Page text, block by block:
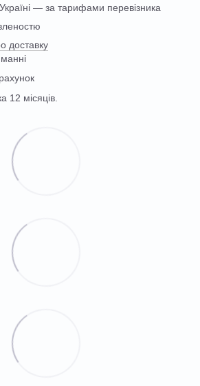
— за тарифами перевізника
доставку
12 місяців.